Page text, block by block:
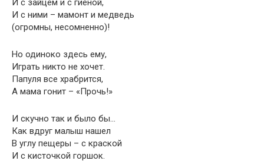
И с зайцем и с гиеной,
И с ними – мамонт и медведь
(огромны, несомненно)!
Но одиноко здесь ему,
Играть никто не хочет.
Папуля все храбрится,
А мама гонит – «Прочь!»
И скучно так и было бы…
Как вдруг малыш нашел
В углу пещеры – с краской
И с кисточкой горшок.